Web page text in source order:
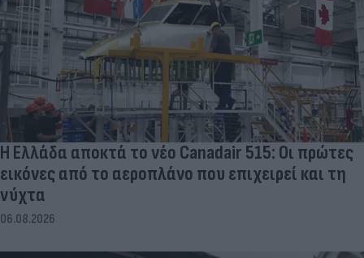
Η Ελλάδα αποκτά το νέο Canadair 515: Οι πρώτες
εικόνες από το αεροπλάνο που επιχειρεί και τη
νύχτα
06.08.2026